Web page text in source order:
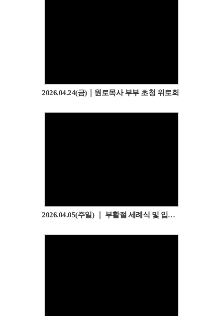
2026.04.24(금)｜원로목사 부부 초청 위로회
2026.04.05(주일) ｜ 부활절 세례식 및 입교식